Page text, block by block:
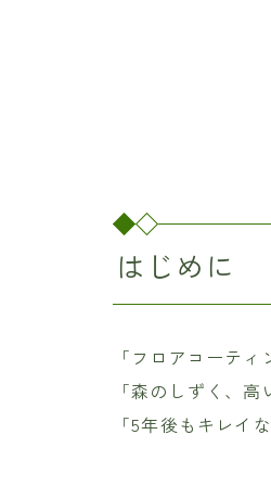
はじめに
「フロアコーテ
「森のしずく、
「5年後もキレイ